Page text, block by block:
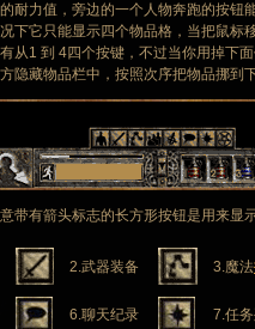
耐力值，旁边的一个人物奔跑的按钮
下它只能显示四个物品格，当把鼠标
从1 到 4四个按键，不过当你用掉下
隐藏物品栏中，按照次序把物品挪到
有箭头标志的长方形按钮是用来显
2.武器装备 3.魔法
6.聊天纪录 7.任